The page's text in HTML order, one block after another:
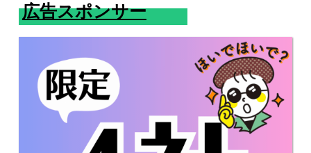
広告スポンサー